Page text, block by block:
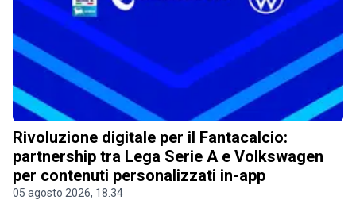
Rivoluzione digitale per il Fantacalcio:
partnership tra Lega Serie A e Volkswagen
per contenuti personalizzati in-app
05 agosto 2026, 18.34